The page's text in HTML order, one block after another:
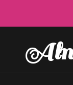
content